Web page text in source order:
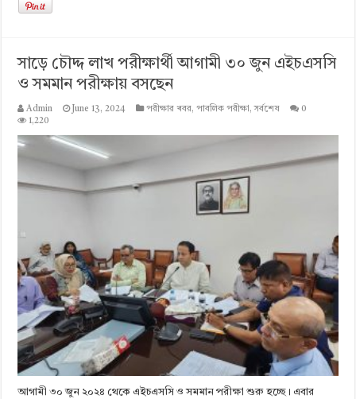
সাড়ে চৌদ্দ লাখ পরীক্ষার্থী আগামী ৩০ জুন এইচএসসি
ও সমমান পরীক্ষায় বসছেন
Admin June 13, 2024 পরীক্ষার খবর,পাবলিক পরীক্ষা,সর্বশেষ
0
1,220
আগামী ৩০ জুন ২০২৪ থেকে এইচএসসি ও সমমান পরীক্ষা শুরু হচ্ছে। এবার